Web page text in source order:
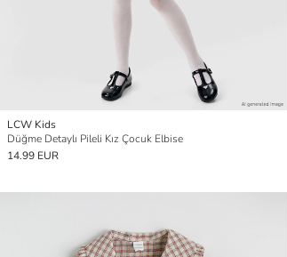
LCW Kids
Düğme Detaylı Pileli Kız Çocuk Elbise
14.99 EUR